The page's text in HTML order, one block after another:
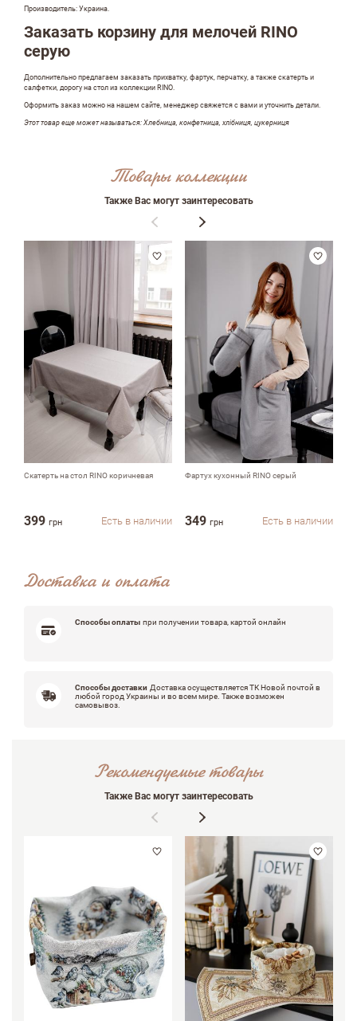
Производитель: Украина.
Заказать корзину для мелочей RINO
серую
Дополнительно предлагаем заказать прихватку, фартук, перчатку, а также скатерть и
салфетки, дорогу на стол из коллекции RINO.
Оформить заказ можно на нашем сайте, менеджер свяжется с вами и уточнить детали.
Этот товар еще может называться: Хлебница, конфетница, хлібниця, цукерниця
Товары коллекции
Также Вас могут заинтересовать
Скатерть на стол RINO коричневая
399 грн Есть в наличии
Фартух кухонный RINO серый
349 грн Есть в наличии
Доставка и оплата
Способы оплаты при получении товара, картой онлайн
Способы доставки Доставка осуществляется ТК Новой почтой в
любой город Украины и во всем мире. Также возможен
самовывоз.
Рекомендуемые товары
Также Вас могут заинтересовать
Оставить отзыв
Комментарий
Оцените, пожалуйста